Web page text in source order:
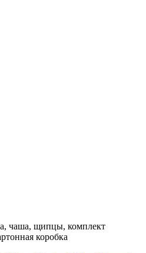
чаша, щипцы, комплект
коробка